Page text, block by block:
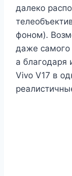
далеко
фоном).
даже самого
а благодаря
Vivo V17 в